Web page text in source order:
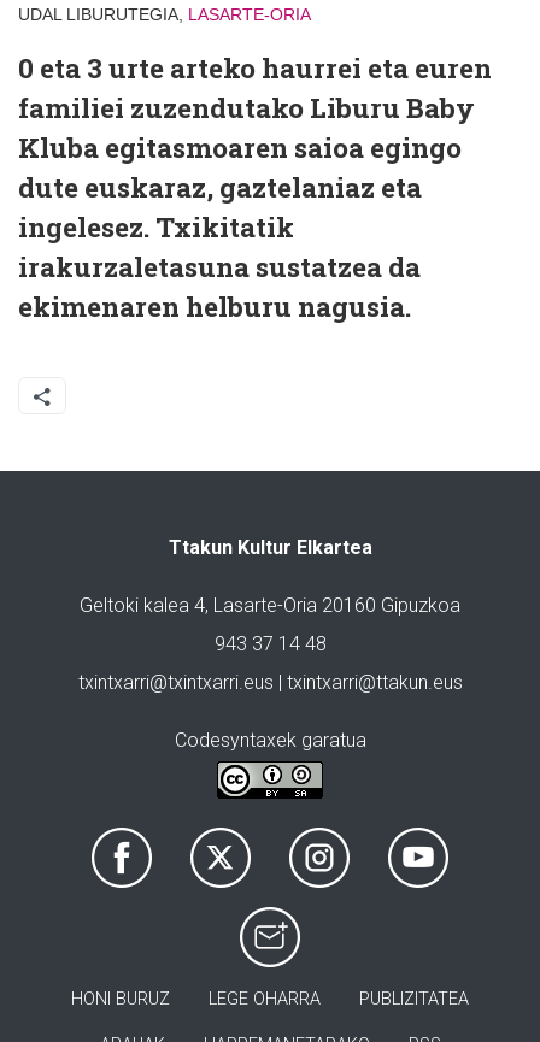
UDAL LIBURUTEGIA, LASARTE-ORIA
0 eta 3 urte arteko haurrei eta euren
familiei zuzendutako Liburu Baby
Kluba egitasmoaren saioa egingo
dute euskaraz, gaztelaniaz eta
ingelesez. Txikitatik
irakurzaletasuna sustatzea da
ekimenaren helburu nagusia.
Ttakun Kultur Elkartea
Geltoki kalea 4, Lasarte-Oria 20160 Gipuzkoa
943 37 14 48
txintxarri@txintxarri.eus | txintxarri@ttakun.eus
Codesyntaxek garatua
HONI BURUZ LEGE OHARRA PUBLIZITATEA